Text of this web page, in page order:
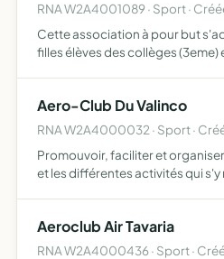
RNA W2A4001089 · Sport ·
Cette association à pour but
filles élèves des collèges (3eme)
Aero-Club Du Valinco
RNA W2A4000032 · Sport ·
Promouvoir, faciliter et
et les différentes activités qui
Aeroclub Air Tavaria
RNA W2A4000436 · Sport ·